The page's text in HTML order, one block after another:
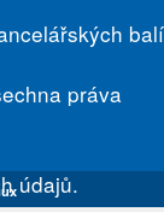
práva
údajů.